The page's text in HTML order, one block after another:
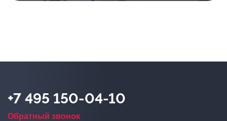
+7 495 150-04-10
Обратный звонок